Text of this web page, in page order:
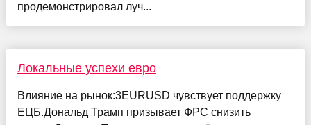
продемонстрировал луч...
Локальные успехи евро
Влияние на рынок:3EURUSD чувствует поддержку
ЕЦБ.Дональд Трамп призывает ФРС снизить